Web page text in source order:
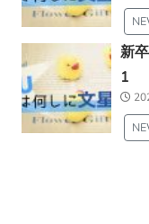
新
1